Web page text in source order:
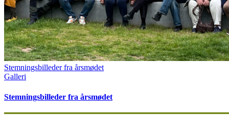
Stemningsbilleder fra årsmødet
Galleri
Stemningsbilleder fra årsmødet